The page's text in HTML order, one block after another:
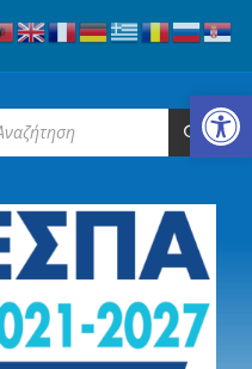
Ανοίξτε τη γραμμή εργαλείων